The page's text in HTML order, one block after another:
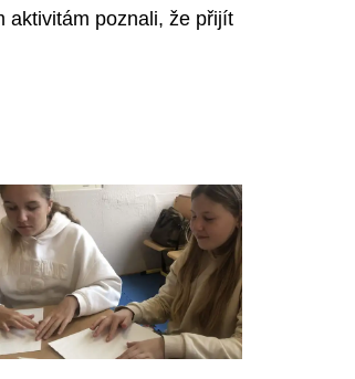
aktivitám poznali, že přijít